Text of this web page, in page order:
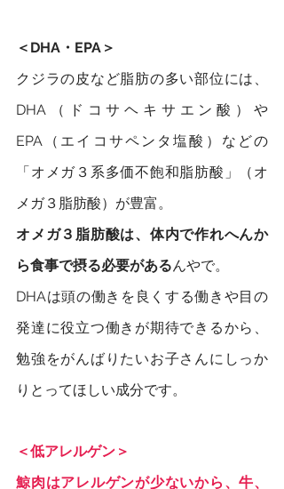
＜DHA・EPA＞
クジラの皮など脂肪の多い部位には、
DHA（ドコサヘキサエン酸）や
EPA（エイコサペンタ塩酸）などの
「オメガ３系多価不飽和脂肪酸」（オ
メガ３脂肪酸）が豊富。
オメガ３脂肪酸は、体内で作れへんか
ら食事で摂る必要があるんやで。
DHAは頭の働きを良くする働きや目の
発達に役立つ働きが期待できるから、
勉強をがんばりたいお子さんにしっか
りとってほしい成分です。
＜低アレルゲン＞
鯨肉はアレルゲンが少ないから、牛、